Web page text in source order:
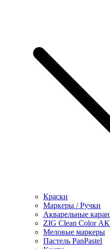
Краски
Маркеры / Ручки
Акварельные
ZIG Clean Color
Меловые маркеры
Пастель PanPastel